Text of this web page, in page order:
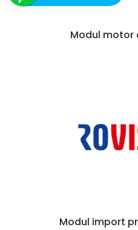
Modul motor
Modul import